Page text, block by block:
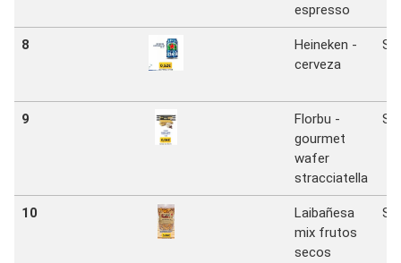
espresso
8
Heineken -
cerveza
9
Florbu -
gourmet
wafer
stracciatella
10
Laibañesa
mix frutos
secos